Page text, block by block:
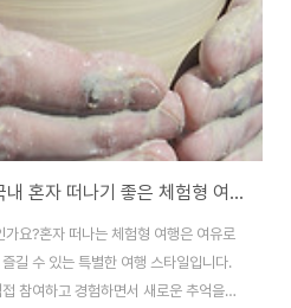
힐링과 액티비티를 동시에! 국내 혼자 떠나기 좋은 체험형 여행지
요?혼자 떠나는 체험형 여행은 여유로
길 수 있는 특별한 여행 스타일입니다.
참여하고 경험하면서 새로운 추억을